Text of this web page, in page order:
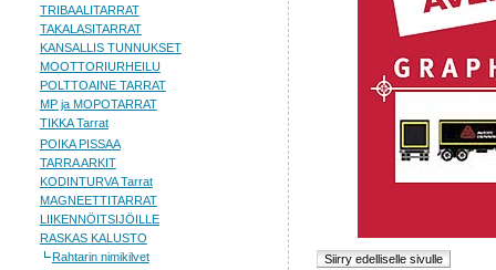
TRIBAALITARRAT
TAKALASITARRAT
KANSALLIS TUNNUKSET
MOOTTORIURHEILU
POLTTOAINE TARRAT
MP ja MOPOTARRAT
TIKKA Tarrat
POIKA PISSAA
TARRA ARKIT
KODINTURVA Tarrat
MAGNEETTITARRAT
LIIKENNÖITSIJÖILLE
RASKAS KALUSTO
Rahtarin nimikilvet